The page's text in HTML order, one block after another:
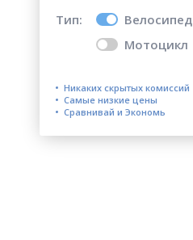
Тип: Велосипед
Мотоцикл
Никаких скрытых комиссий
Самые низкие цены
Сравнивай и Экономь